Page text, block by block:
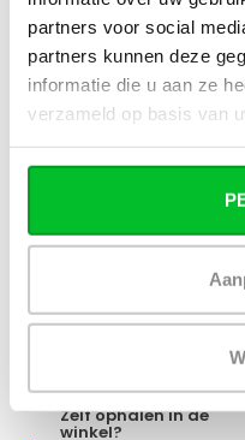
partners voor social
partners kunnen deze
informatie die u aan ze
verzameld op basis van
graden
Heb je een vraag
Simon helpt je graag en
Stuur een bericht
Ruim assortiment
Zelf ophalen in de
winkel?